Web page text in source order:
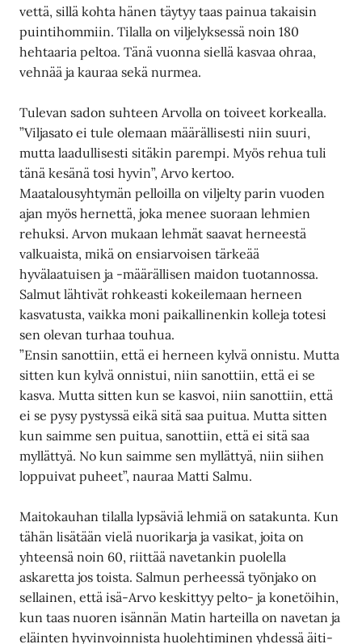
vettä, sillä kohta hänen täytyy taas painua takaisin
puintihommiin. Tilalla on viljelyksessä noin 180
hehtaaria peltoa. Tänä vuonna siellä kasvaa ohraa,
vehnää ja kauraa sekä nurmea.
Tulevan sadon suhteen Arvolla on toiveet korkealla.
”Viljasato ei tule olemaan määrällisesti niin suuri,
mutta laadullisesti sitäkin parempi. Myös rehua tuli
tänä kesänä tosi hyvin”, Arvo kertoo.
Maatalousyhtymän pelloilla on viljelty parin vuoden
ajan myös hernettä, joka menee suoraan lehmien
rehuksi. Arvon mukaan lehmät saavat herneestä
valkuaista, mikä on ensiarvoisen tärkeää
hyvälaatuisen ja -määrällisen maidon tuotannossa.
Salmut lähtivät rohkeasti kokeilemaan herneen
kasvatusta, vaikka moni paikallinenkin kolleja totesi
sen olevan turhaa touhua.
”Ensin sanottiin, että ei herneen kylvä onnistu. Mutta
sitten kun kylvä onnistui, niin sanottiin, että ei se
kasva. Mutta sitten kun se kasvoi, niin sanottiin, että
ei se pysy pystyssä eikä sitä saa puitua. Mutta sitten
kun saimme sen puitua, sanottiin, että ei sitä saa
myllättyä. No kun saimme sen myllättyä, niin siihen
loppuivat puheet”, nauraa Matti Salmu.
Maitokauhan tilalla lypsäviä lehmiä on satakunta. Kun
tähän lisätään vielä nuorikarja ja vasikat, joita on
yhteensä noin 60, riittää navetankin puolella
askaretta jos toista. Salmun perheessä työnjako on
sellainen, että isä-Arvo keskittyy pelto- ja konetöihin,
kun taas nuoren isännän Matin harteilla on navetan ja
eläinten hyvinvoinnista huolehtiminen yhdessä äiti-